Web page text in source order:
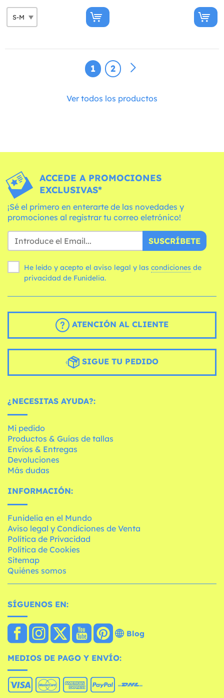
1 2
Ver todos los productos
ACCEDE A PROMOCIONES
EXCLUSIVAS*
¡Sé el primero en enterarte de las novedades y
promociones al registrar tu correo eletrónico!
SUSCRÍBETE
He leído y acepto el aviso legal y las condiciones
privacidad de Funidelia.
ATENCIÓN AL CLIENTE
SIGUE TU PEDIDO
¿NECESITAS AYUDA?:
Mi pedido
Productos & Guías de tallas
Envíos & Entregas
Devoluciones
Más dudas
INFORMACIÓN:
Funidelia en el Mundo
Aviso legal y Condiciones de Venta
Política de Privacidad
Política de Cookies
Sitemap
Quiénes somos
SÍGUENOS EN:
Blog
MEDIOS DE PAGO Y ENVÍO: